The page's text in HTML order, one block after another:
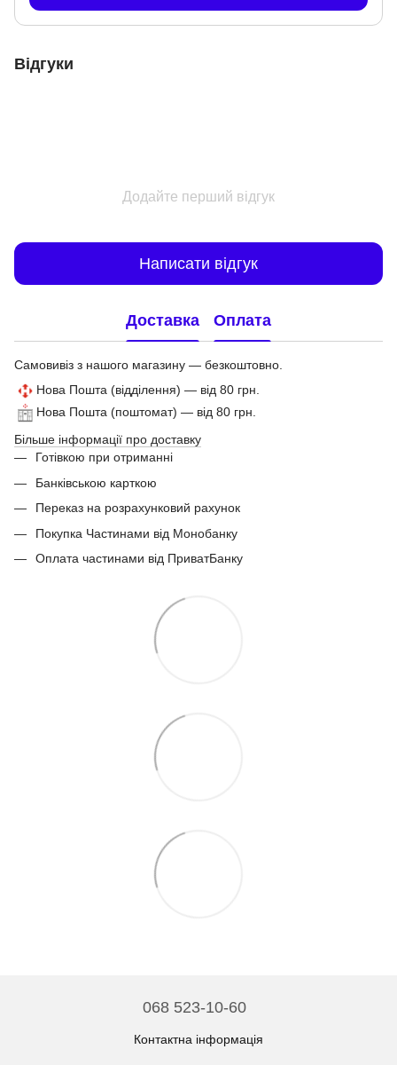
Відгуки
Додайте перший відгук
Написати відгук
Доставка Оплата
Самовивіз з нашого магазину — безкоштовно.
Нова Пошта (відділення) — від 80 грн.
Нова Пошта (поштомат) — від 80 грн.
Більше інформації про доставку
Готівкою при отриманні
Банківською карткою
Переказ на розрахунковий рахунок
Покупка Частинами від Монобанку
Оплата частинами від ПриватБанку
068 523-10-60
Контактна інформація